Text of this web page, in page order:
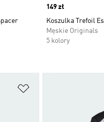
Price
149 zł
Koszulka Trefoil
Męskie Originals
5 kolory